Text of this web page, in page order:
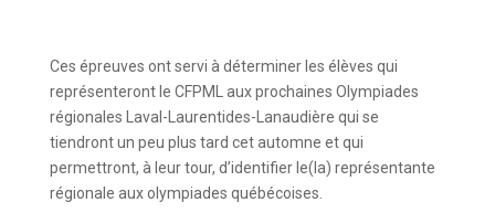
Ces épreuves ont servi à déterminer les élèves qui
représenteront le CFPML aux prochaines Olympiades
régionales Laval-Laurentides-Lanaudière qui se
tiendront un peu plus tard cet automne et qui
permettront, à leur tour, d’identifier le(la) représentante
régionale aux olympiades québécoises.